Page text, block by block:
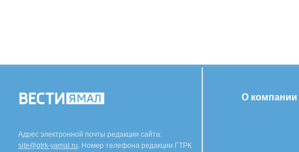
Адрес электронной почты редакции сайта:
site@gtrk-yamal.ru. Номер телефона редакции ГТРК
О компании